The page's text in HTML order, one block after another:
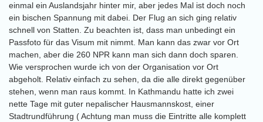
einmal ein Auslandsjahr hinter mir, aber jedes Mal ist doch noch
ein bischen Spannung mit dabei. Der Flug an sich ging relativ
schnell von Statten. Zu beachten ist, dass man unbedingt ein
Passfoto für das Visum mit nimmt. Man kann das zwar vor Ort
machen, aber die 260 NPR kann man sich dann doch sparen.
Wie versprochen wurde ich von der Organisation vor Ort
abgeholt. Relativ einfach zu sehen, da die alle direkt gegenüber
stehen, wenn man raus kommt. In Kathmandu hatte ich zwei
nette Tage mit guter nepalischer Hausmannskost, einer
Stadtrundführung ( Achtung man muss die Eintritte alle komplett